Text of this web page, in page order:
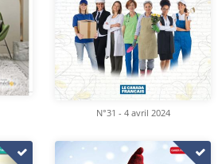
N°31 - 4 avril 2024